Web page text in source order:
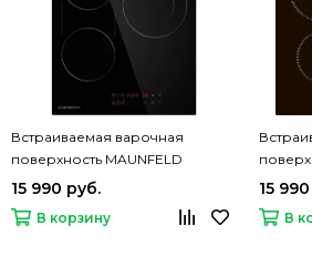
Встраиваемая варочная
поверхность MAUNFELD
CVCE453BDBK
15 990 руб.
В корзину
15
В